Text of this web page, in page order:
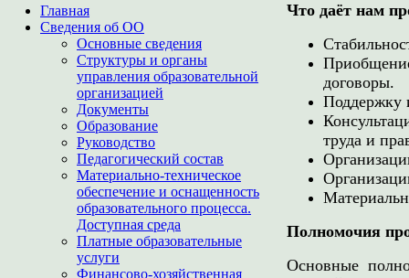
Главная
Сведения об ОО
Основные сведения
Структуры и органы
управления образовательной
организацией
Документы
Образование
Руководство
Педагогический состав
Материально-техническое
обеспечение и оснащенность
образовательного процесса.
Доступная среда
Платные образовательные
услуги
Финансово-хозяйственная
Что даёт нам
договоры.
Поддержку
труда и
Полномочия
Основные